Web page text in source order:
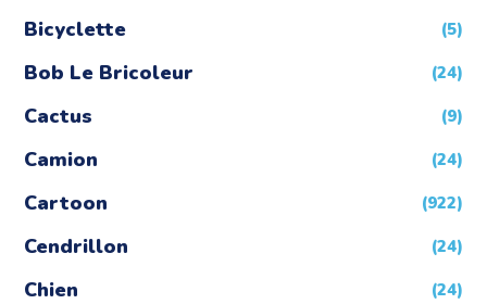
Bicyclette (5)
Bob Le Bricoleur (24)
Cactus (9)
Camion (24)
Cartoon (922)
Cendrillon (24)
Chien (24)